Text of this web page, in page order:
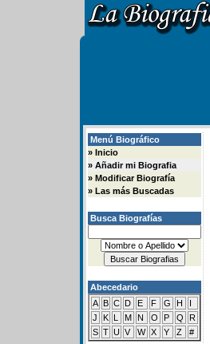
Menú Biográfico
» Inicio
» Añadir mi Biografia
» Modificar Biografía
» Las más Buscadas
Busca Biografías
Abecedario
A B C D E F G H
I
J
K L M N O P Q
R
S T U V W X Y Z #